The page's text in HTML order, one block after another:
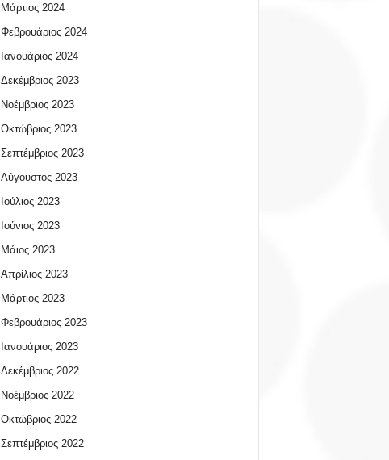
Μάρτιος 2024
Φεβρουάριος 2024
Ιανουάριος 2024
Δεκέμβριος 2023
Νοέμβριος 2023
Οκτώβριος 2023
Σεπτέμβριος 2023
Αύγουστος 2023
Ιούλιος 2023
Ιούνιος 2023
Μάιος 2023
Απρίλιος 2023
Μάρτιος 2023
Φεβρουάριος 2023
Ιανουάριος 2023
Δεκέμβριος 2022
Νοέμβριος 2022
Οκτώβριος 2022
Σεπτέμβριος 2022